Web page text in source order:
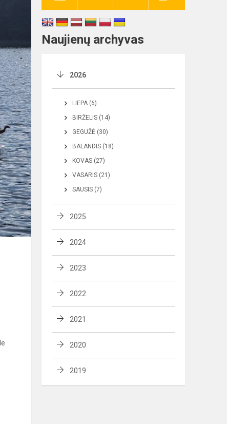
Naujienų archyvas
2026
LIEPA (6)
BIRŽELIS (14)
GEGUŽĖ (30)
BALANDIS (18)
KOVAS (27)
VASARIS (21)
SAUSIS (7)
2025
2024
2023
2022
2021
2020
2019